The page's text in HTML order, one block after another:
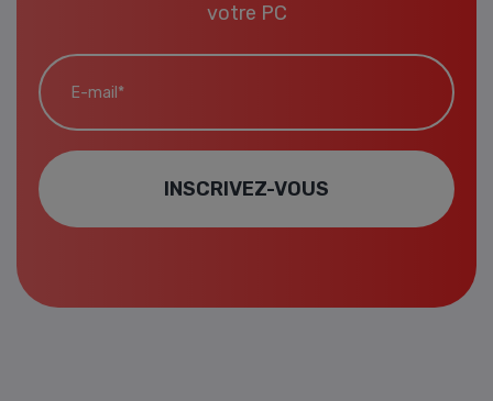
votre PC
E-mail*
INSCRIVEZ-VOUS